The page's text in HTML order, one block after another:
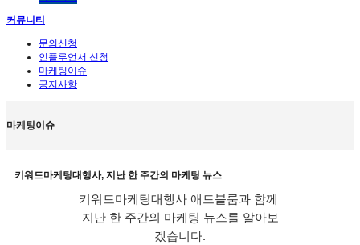
커뮤니티
문의신청
인플루언서 신청
마케팅이슈
공지사항
마케팅이슈
키워드마케팅대행사, 지난 한 주간의 마케팅 뉴스
키워드마케팅대행사 애드블룸과 함께
지난 한 주간의 마케팅 뉴스를 알아보
겠습니다.